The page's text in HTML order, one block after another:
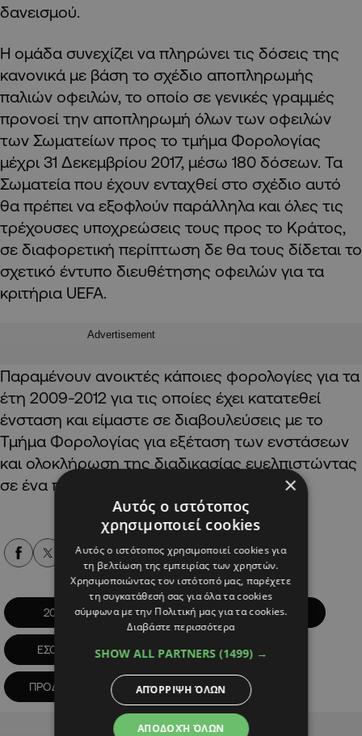
δανεισμού.
Η ομάδα συνεχίζει να πληρώνει τις δόσεις της
κανονικά με βάση το σχέδιο αποπληρωμής
παλιών οφειλών, το οποίο σε γενικές γραμμές
προνοεί την αποπληρωμή όλων των οφειλών
των Σωματείων προς το τμήμα Φορολογίας
μέχρι 31 Δεκεμβρίου 2017, μέσω 180 δόσεων. Τα
Σωματεία που έχουν ενταχθεί στο σχέδιο αυτό
θα πρέπει να εξοφλούν παράλληλα και όλες τις
τρέχουσες υποχρεώσεις τους προς το Κράτος,
σε διαφορετική περίπτωση δε θα τους δίδεται το
σχετικό έντυπο διευθέτησης οφειλών για τα
κριτήρια UEFA.
Advertisement
Παραμένουν ανοικτές κάποιες φορολογίες για τα
έτη 2009-2012 για τις οποίες έχει κατατεθεί
ένσταση και είμαστε σε διαβουλεύσεις με το
Τμήμα Φορολογίας για εξέταση των ενστάσεων
και ολοκλήρωση της διαδικασίας ευελπιστώντας
σε ένα πολύ θετικό αποτέλεσμα».
Alpha Podcasts
2019 ΑΠΟΕΛ ΕΞΟΔΑ
ΕΣΟΔΑ ΟΙΚΟΝΟΜΙΚΑ
ΠΡΟΔΡΟΜΟΣ ΠΕΤΡΙΔΗΣ
Advertisement
×
Αυτός ο ιστότοπος
χρησιμοποιεί cookies
Αυτός ο ιστότοπος χρησιμοποιεί cookies για
τη βελτίωση της εμπειρίας των χρηστών.
Χρησιμοποιώντας τον ιστότοπό μας, παρέχετε
τη συγκατάθεσή σας για όλα τα cookies
σύμφωνα με την Πολιτική μας για τα cookies.
Διαβάστε περισσότερα
SHOW ALL PARTNERS (1499) →
ΑΠΟΔΟΧΉ ΌΛΩΝ
ΑΠΌΡΡΙΨΗ ΌΛΩΝ